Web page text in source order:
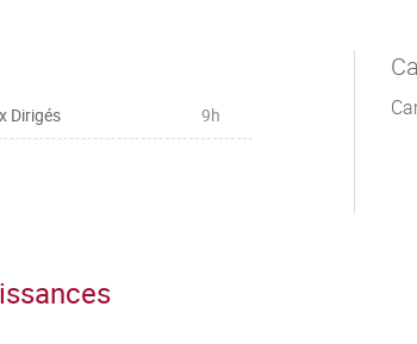
Dirigés 9h